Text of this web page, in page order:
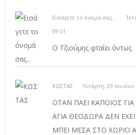
Εισάγετε το όνομά σας...
09:31
Ο Τζιούμης φταίει όντως
ΚΩΣΤΑΣ
Τετάρτη, 03 Ιουνίου
OTAN ΠΑΕΙ ΚΑΠΟΙΟΣ
ΑΓΙΑ ΘΕΟΔΩΡΑ ΔΕΝ
ΜΠΕΙ ΜΕΣΑ ΣΤΟ ΧΩΡΙΟ